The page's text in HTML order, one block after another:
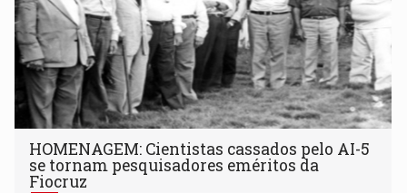
HOMENAGEM: Cientistas cassados pelo AI-5
se tornam pesquisadores eméritos da
Fiocruz